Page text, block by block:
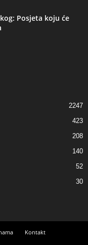
Posjeta koju će
2247
423
208
140
52
30
Kontakt